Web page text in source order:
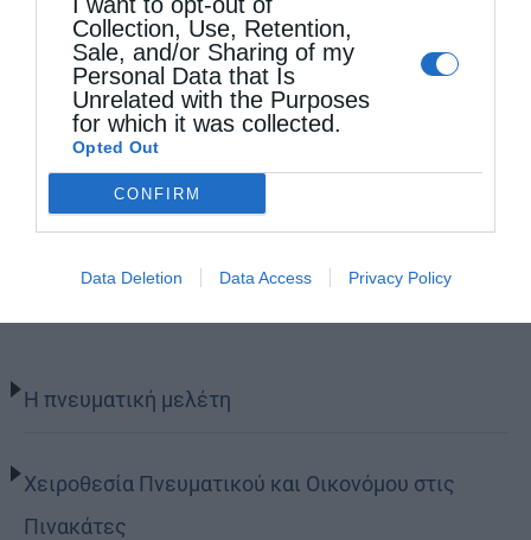
Collection, Use, Retention,
Sale, and/or Sharing of my
Personal Data that Is
Unrelated with the Purposes
for which it was collected.
Opted Out
CONFIRM
Data Deletion Data Access Privacy Policy
Η πνευματική μελέτη
Χειροθεσία Πνευματικού και Οικονόμου στις
Πινακάτες